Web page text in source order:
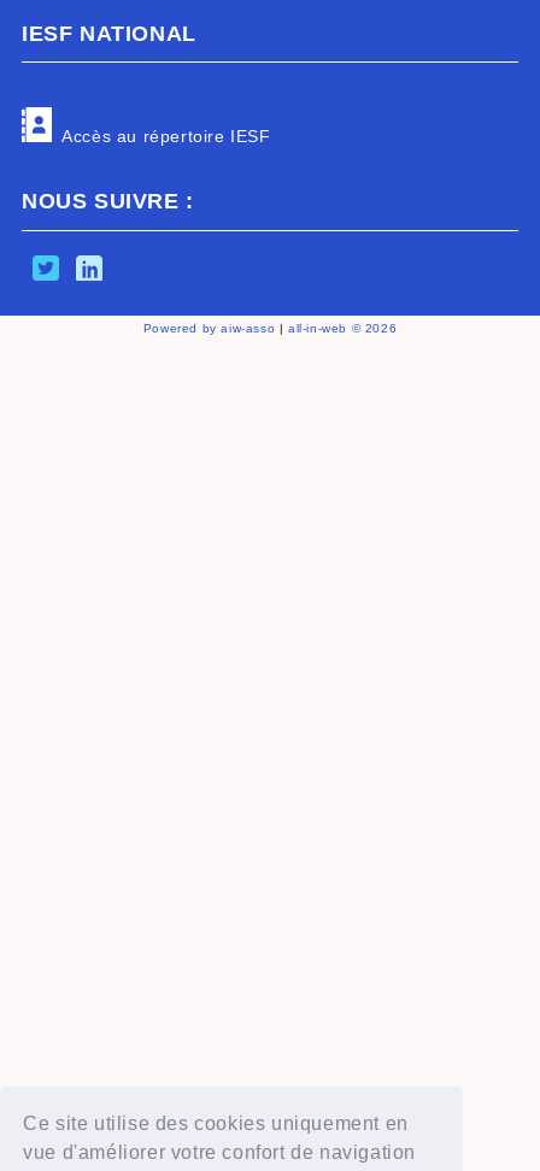
Ce site utilise des cookies uniquement en
vue d'améliorer votre confort de navigation
IESF NATIONAL
Accès au répertoire IESF
NOUS SUIVRE :
Powered by aiw-asso | all-in-web © 2026